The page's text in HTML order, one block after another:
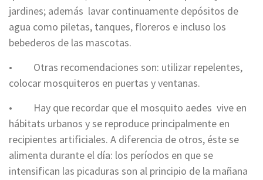
jardines; además lavar continuamente depósitos de
agua como piletas, tanques, floreros e incluso los
bebederos de las mascotas.
• Otras recomendaciones son: utilizar repelentes,
colocar mosquiteros en puertas y ventanas.
• Hay que recordar que el mosquito aedes vive en
hábitats urbanos y se reproduce principalmente en
recipientes artificiales. A diferencia de otros, éste se
alimenta durante el día: los períodos en que se
intensifican las picaduras son al principio de la mañana